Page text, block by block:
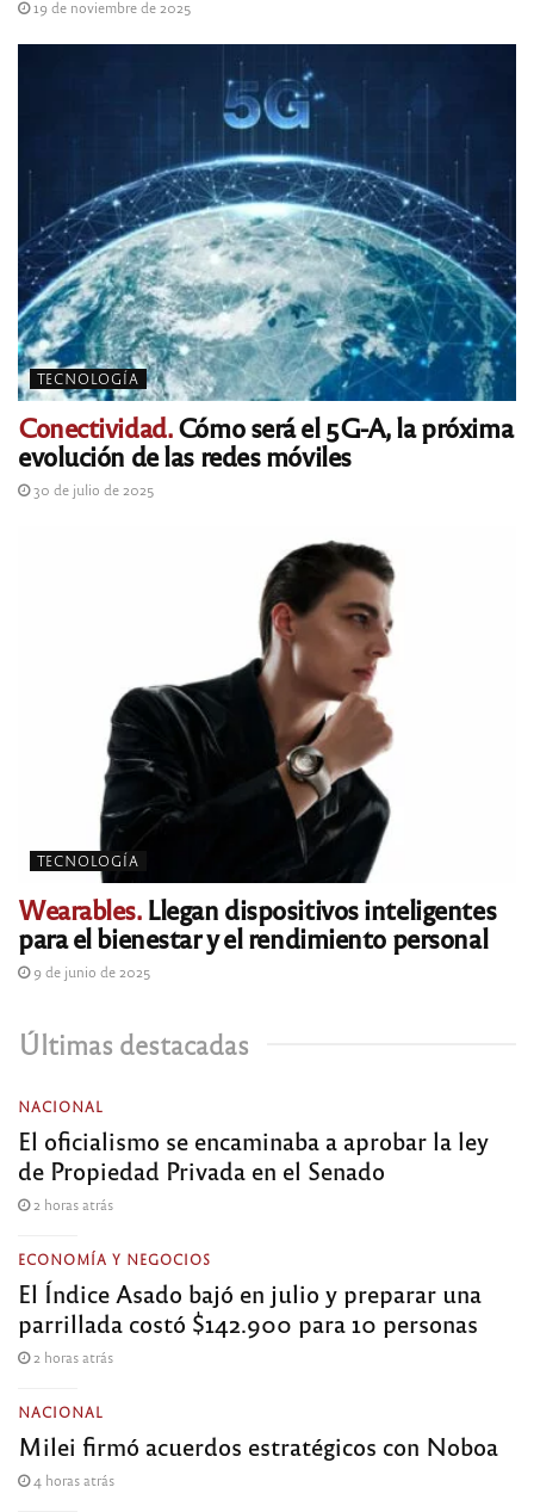
19 de noviembre de 2025
TECNOLOGÍA
Conectividad.Cómo será el 5G-A, la próxima
evolución de las redes móviles
30 de julio de 2025
TECNOLOGÍA
Wearables.Llegan dispositivos inteligentes
para el bienestar y el rendimiento personal
9 de junio de 2025
Últimas destacadas
NACIONAL
El oficialismo se encaminaba a aprobar la ley
de Propiedad Privada en el Senado
2 horas atrás
ECONOMÍA Y NEGOCIOS
El Índice Asado bajó en julio y preparar una
parrillada costó $142.900 para 10 personas
2 horas atrás
NACIONAL
Milei firmó acuerdos estratégicos con Noboa
4 horas atrás